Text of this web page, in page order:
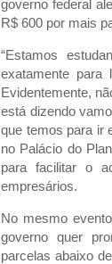
governo federal
R$ 600 por mais
“Estamos
exatamente para
Evidentemente,
está dizendo
que temos para ir
no Palácio do
para facilitar o
empresários.
No mesmo
governo quer
parcelas abaixo